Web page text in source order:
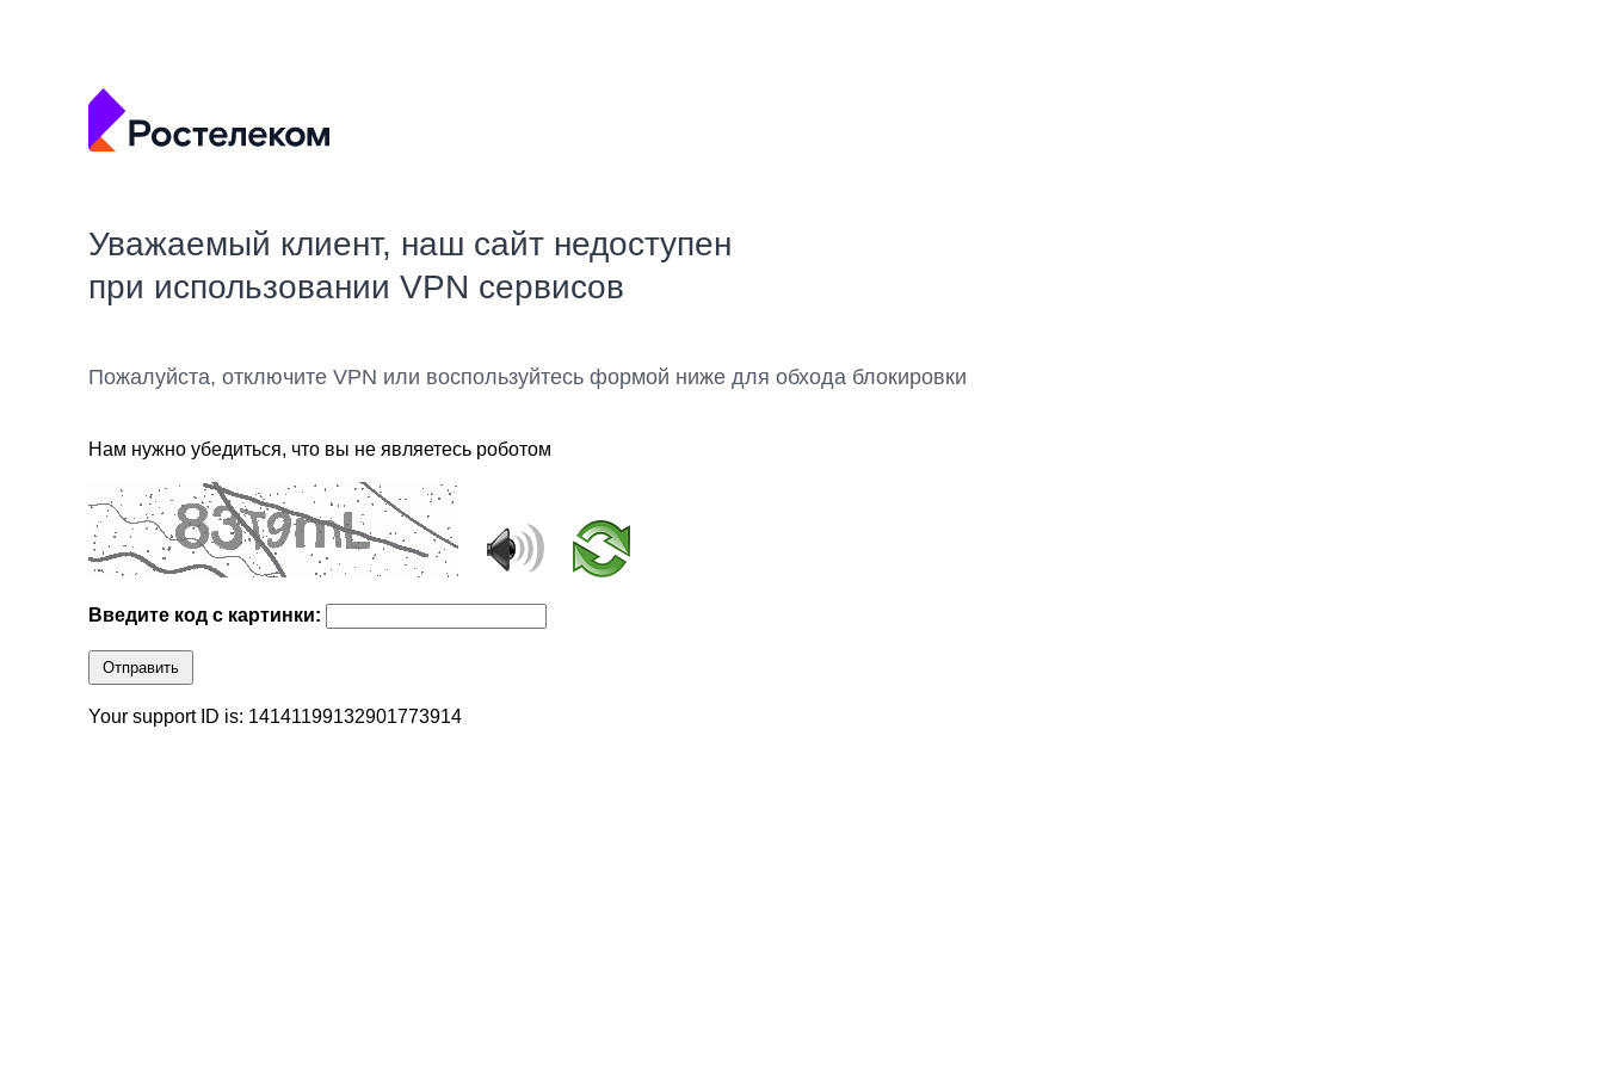
Уважаемый клиент, наш сайт недоступен
при использовании VPN сервисов
Пожалуйста, отключите VPN или воспользуйтесь формой ниже для обхода блокировки
Нам нужно убедиться, что вы не являетесь роботом
Введите код с картинки:
Отправить
Your support ID is: 14141199132901773914